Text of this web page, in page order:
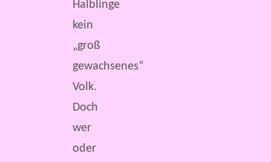
Halblinge
kein
„groß
gewachsenes“
Volk.
Doch
wer
oder